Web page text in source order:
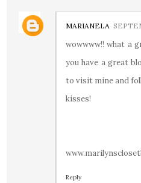
MARIANELA
wowwww!! what a
you have a great
to visit mine and
kisses!
Reply